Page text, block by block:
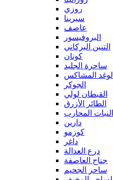
روزي
سيرينا
عاصف
البروفيسور
التنين البركاني
كونان
ساحرة الجليد
الوغد المشاكس
الجوكر
القبطان لولي
الطائر الأزرق
النبات المحارب
دارين
كوزمو
داغر
درع العدالة
جناح العاصفة
ساحر الجحيم